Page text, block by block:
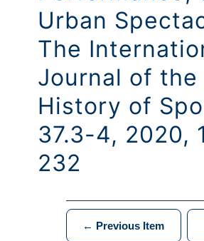
Urban
The
Journal of the
History of
37.3-4, 2020,
232
← Previous Item